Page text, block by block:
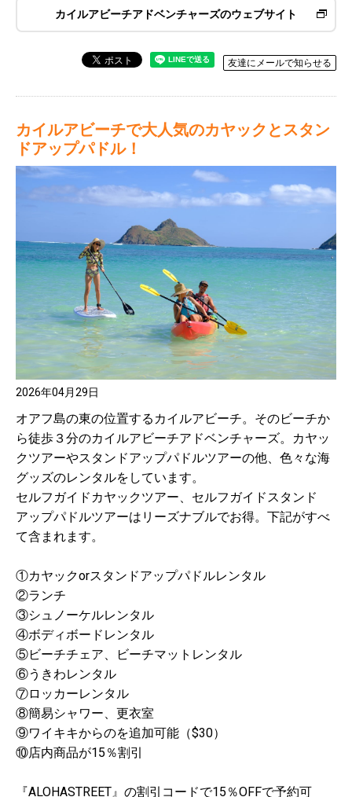
カイルアビーチアドベンチャーズのウェブサイト
友達にメールで知らせる
カイルアビーチで大人気のカヤックとスタン
ドアップパドル！
2026年04月29日
オアフ島の東の位置するカイルアビーチ。そのビーチか
ら徒歩３分のカイルアビーチアドベンチャーズ。カヤッ
クツアーやスタンドアップパドルツアーの他、色々な海
グッズのレンタルをしています。
セルフガイドカヤックツアー、セルフガイドスタンド
アップパドルツアーはリーズナブルでお得。下記がすべ
て含まれます。
①カヤックorスタンドアップパドルレンタル
②ランチ
③シュノーケルレンタル
④ボディボードレンタル
⑤ビーチチェア、ビーチマットレンタル
⑥うきわレンタル
⑦ロッカーレンタル
⑧簡易シャワー、更衣室
⑨ワイキキからのを追加可能（$30）
⑩店内商品が15％割引
『ALOHASTREET』の割引コードで15％OFFで予約可